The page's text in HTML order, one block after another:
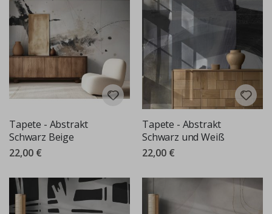
Tapete - Abstrakt
Schwarz Beige
22,00 €
Tapete - Abstrakt
Schwarz und Weiß
22,00 €